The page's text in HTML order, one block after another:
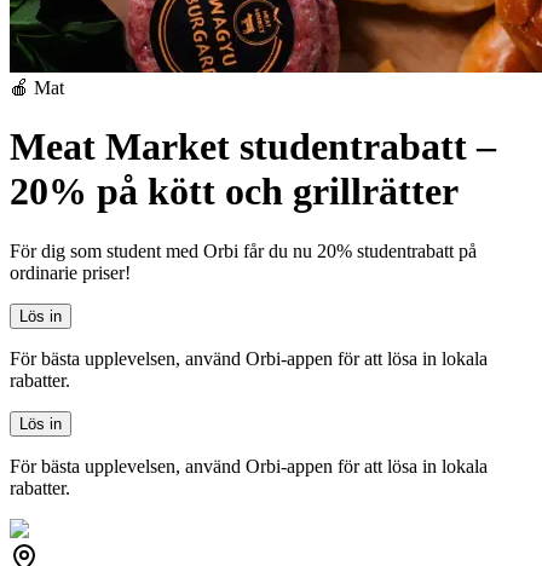
🍎 Mat
Meat Market studentrabatt –
20% på kött och grillrätter
För dig som student med Orbi får du nu 20% studentrabatt på
ordinarie priser!
Lös in
För bästa upplevelsen, använd Orbi-appen för att lösa in lokala
rabatter.
Lös in
För bästa upplevelsen, använd Orbi-appen för att lösa in lokala
rabatter.